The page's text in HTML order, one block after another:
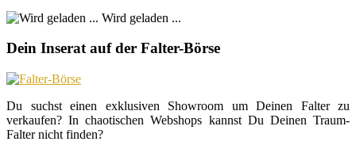
Wird geladen ...
Dein Inserat auf der Falter-Börse
Du suchst einen exklusiven Showroom um Deinen Falter zu
verkaufen? In chaotischen Webshops kannst Du Deinen Traum-
Falter nicht finden?